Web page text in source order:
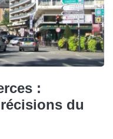
:
du